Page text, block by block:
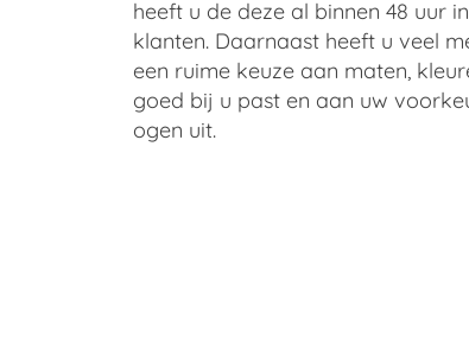
heeft u de deze al binnen 48 uur
klanten. Daarnaast heeft u veel
een ruime keuze aan maten,
goed bij u past en aan uw
ogen uit.